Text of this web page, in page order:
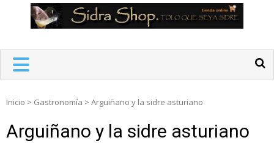
Inicio > Gastronomía > Arguiñano y la sidre asturiano
Arguiñano y la sidre asturiano